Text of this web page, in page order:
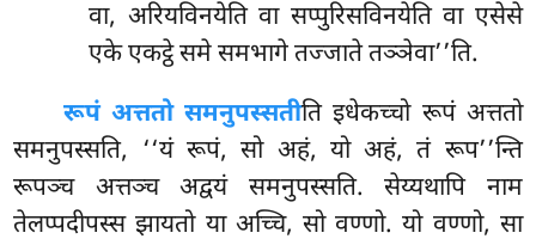
वा, अरियविनयेति वा सप्पुरिसविनयेति वा एसेसे
एके एकट्ठे समे समभागे तज्जाते तञ्ञेवा’’ति.
रूपं अत्ततो समनुपस्सतीति इधेकच्चो रूपं अत्ततो
समनुपस्सति, ‘‘यं रूपं, सो अहं, यो अहं, तं रूप’’न्ति
रूपञ्च अत्तञ्च अद्वयं समनुपस्सति. सेय्यथापि नाम
तेलप्पदीपस्स झायतो या अच्चि, सो वण्णो. यो वण्णो, सा